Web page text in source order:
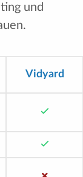
und
Vidyard